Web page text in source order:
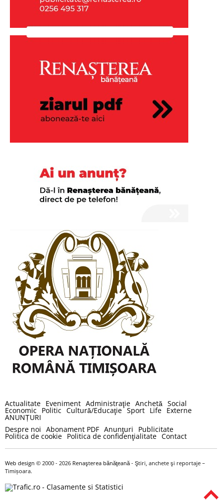
Actualitate Eveniment Administraţie Anchetă Social
Economic Politic Cultură/Educaţie Sport Life Externe
ANUNȚURI
Despre noi Abonament PDF Anunţuri Publicitate
Politica de cookie Politica de confidenţialitate Contact
Web design © 2000 - 2026 Renaşterea bănăţeană - Ştiri, anchete şi reportaje –
Timișoara.